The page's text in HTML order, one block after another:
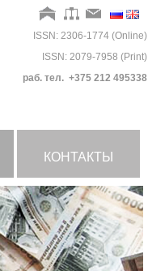
ISSN: 2306-1774 (Online)
ISSN: 2079-7958 (Print)
раб. тел. +375 212 495338
КОНТАКТЫ